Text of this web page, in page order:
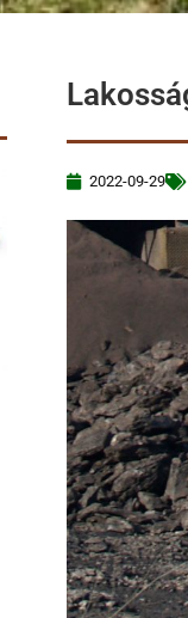
2022-09-29